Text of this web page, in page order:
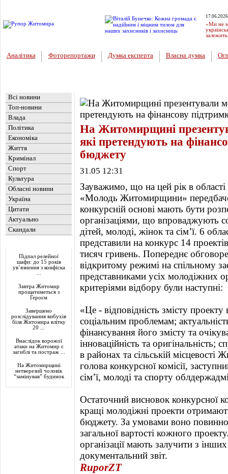
«Ми не
Аналітика Фоторепортажи Думка експерта Власна думка
Всі новини
Топ-новини
Влада
Політика
Економіка
Життя
Кримінал
Спорт
Культура
Обласні новини
Україна
Цитати
Актуально
Скандали
Підпал релейної
шафи: до 15 років
ув’язнення з конфіска
Завтра Житомир
прощатиметься з
Героєм
Завершено
розслідування вибухів
біля Житомира влітку
20 ...
Внаслідок ворожої
атаки на Житомир є
загиблі та постраж ...
На Житомирщині
нетверезий чоловік
“замінував” будинок
На Житомирщині
які претендують на
бюджету
31.05 12:31
Зауважимо, що на цей рік в
«Молодь Житомирщини»
конкурсній основі мають бути
організаціями, що впроваджують
дітей, молоді, жінок та сім’ї. 6
представили на конкурс 14
тисяч гривень. Попереднє
відкритому режимі на спільному
представниками усіх молодіжних
критеріями відбору були наступні:
«Це - відповідність змісту
соціальним проблемам;
фінансування його змісту та
інноваційність та оригінальність;
в районах та сільській місцевості
голова конкурсної комісії,
сім’ї, молоді та спорту
Остаточний висновок конкурсної
кращі молодіжні проекти
бюджету. За умовами воно повинно
загальної вартості кожного
організації мають залучити з
документальний звіт.
RuporZT